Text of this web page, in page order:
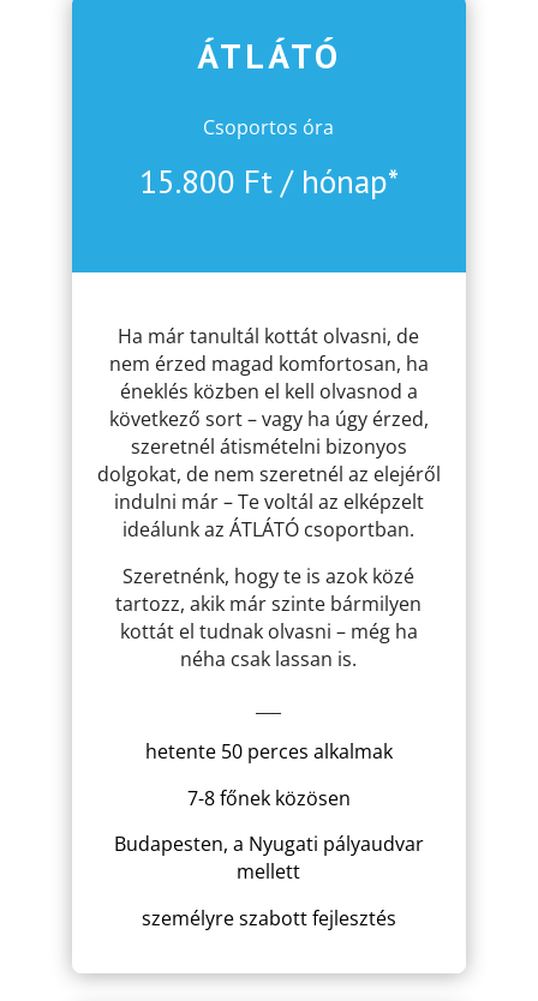
ÁTLÁTÓ
Csoportos óra
15.800 Ft / hónap*
Ha már tanultál kottát olvasni, de
nem érzed magad komfortosan, ha
éneklés közben el kell olvasnod a
következő sort – vagy ha úgy érzed,
szeretnél átismételni bizonyos
dolgokat, de nem szeretnél az elejéről
indulni már – Te voltál az elképzelt
ideálunk az ÁTLÁTÓ csoportban.
Szeretnénk, hogy te is azok közé
tartozz, akik már szinte bármilyen
kottát el tudnak olvasni – még ha
néha csak lassan is.
hetente 50 perces alkalmak
7-8 főnek közösen
Budapesten, a Nyugati pályaudvar
mellett
személyre szabott fejlesztés